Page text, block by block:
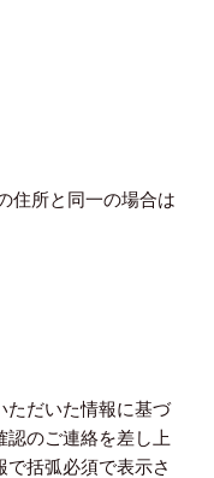
住所と同一の場合は
ただいた情報に基づ
認のご連絡を差し上
括弧必須で表示さ